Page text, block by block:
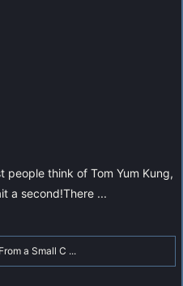
people think of Tom Yum Kung,
a second!There ...
a Small C ...